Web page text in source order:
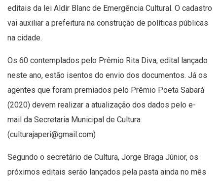
editais da lei Aldir Blanc de Emergência Cultural. O cadastro
vai auxiliar a prefeitura na construção de políticas públicas
na cidade.
Os 60 contemplados pelo Prêmio Rita Diva, edital lançado
neste ano, estão isentos do envio dos documentos. Já os
agentes que foram premiados pelo Prêmio Poeta Sabará
(2020) devem realizar a atualização dos dados pelo e-
mail da Secretaria Municipal de Cultura
(culturajaperi@gmail.com)
Segundo o secretário de Cultura, Jorge Braga Júnior, os
próximos editais serão lançados pela pasta ainda no mês